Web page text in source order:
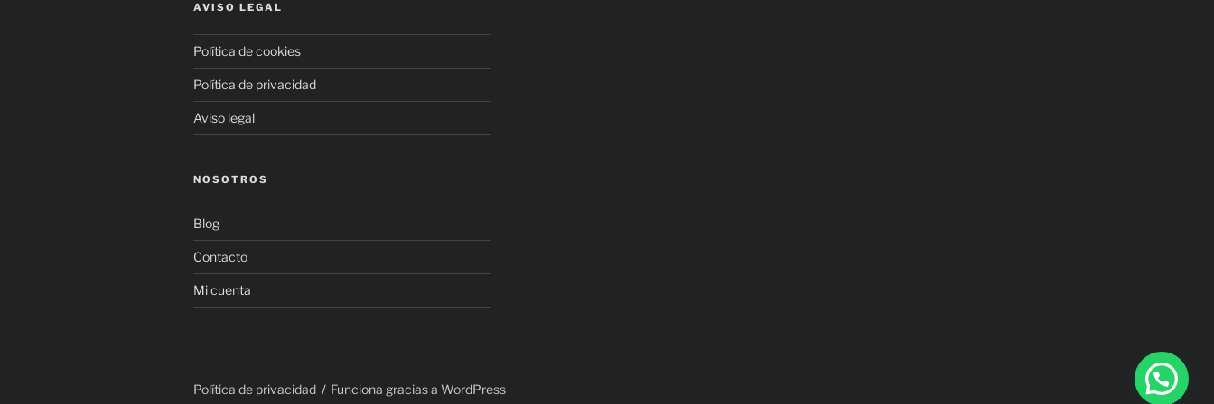
AVISO LEGAL
Política de cookies
Política de privacidad
Aviso legal
NOSOTROS
Blog
Contacto
Mi cuenta
Política de privacidad Funciona gracias a WordPress